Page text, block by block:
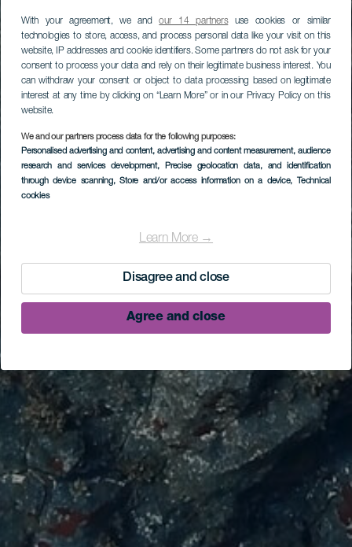
With your agreement, we andour 14 partnersuse cookies or similar
technologies to store, access, and process personal data like your visit on this
website, IP addresses and cookie identifiers. Some partners do not ask for your
consent to process your data and rely on their legitimate business interest. You
can withdraw your consent or object to data processing based on legitimate
interest at any time by clicking on “Learn More” or in our Privacy Policy on this
website.
We and our partners process data for the following purposes:
Personalised advertising and content, advertising and content measurement, audience
research and services development, Precise geolocation data, and identification
through device scanning, Store and/or access information on a device, Technical
cookies
Learn More →
Disagree and close
Agree and close